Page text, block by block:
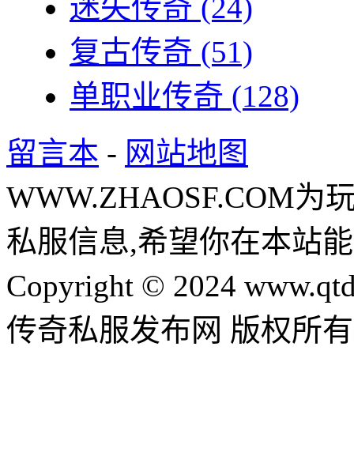
迷失传奇 (24)
复古传奇 (51)
单职业传奇 (128)
留言本 - 网站地图
WWW.ZHAOSF.COM为
私服信息,希望你在本站
Copyright © 2024
传奇私服发布网 版权所有